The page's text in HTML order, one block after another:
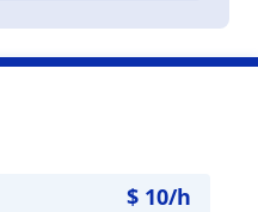
$ 10/h